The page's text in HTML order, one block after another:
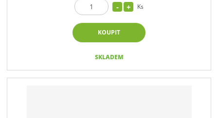
Ks
KOUPIT
SKLADEM